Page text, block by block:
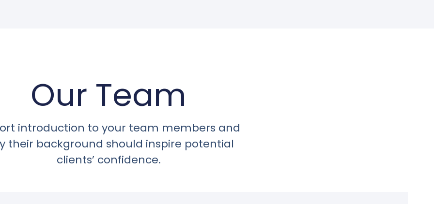
Our Team
introduction to your team members and
their background should inspire potential
clients’ confidence.